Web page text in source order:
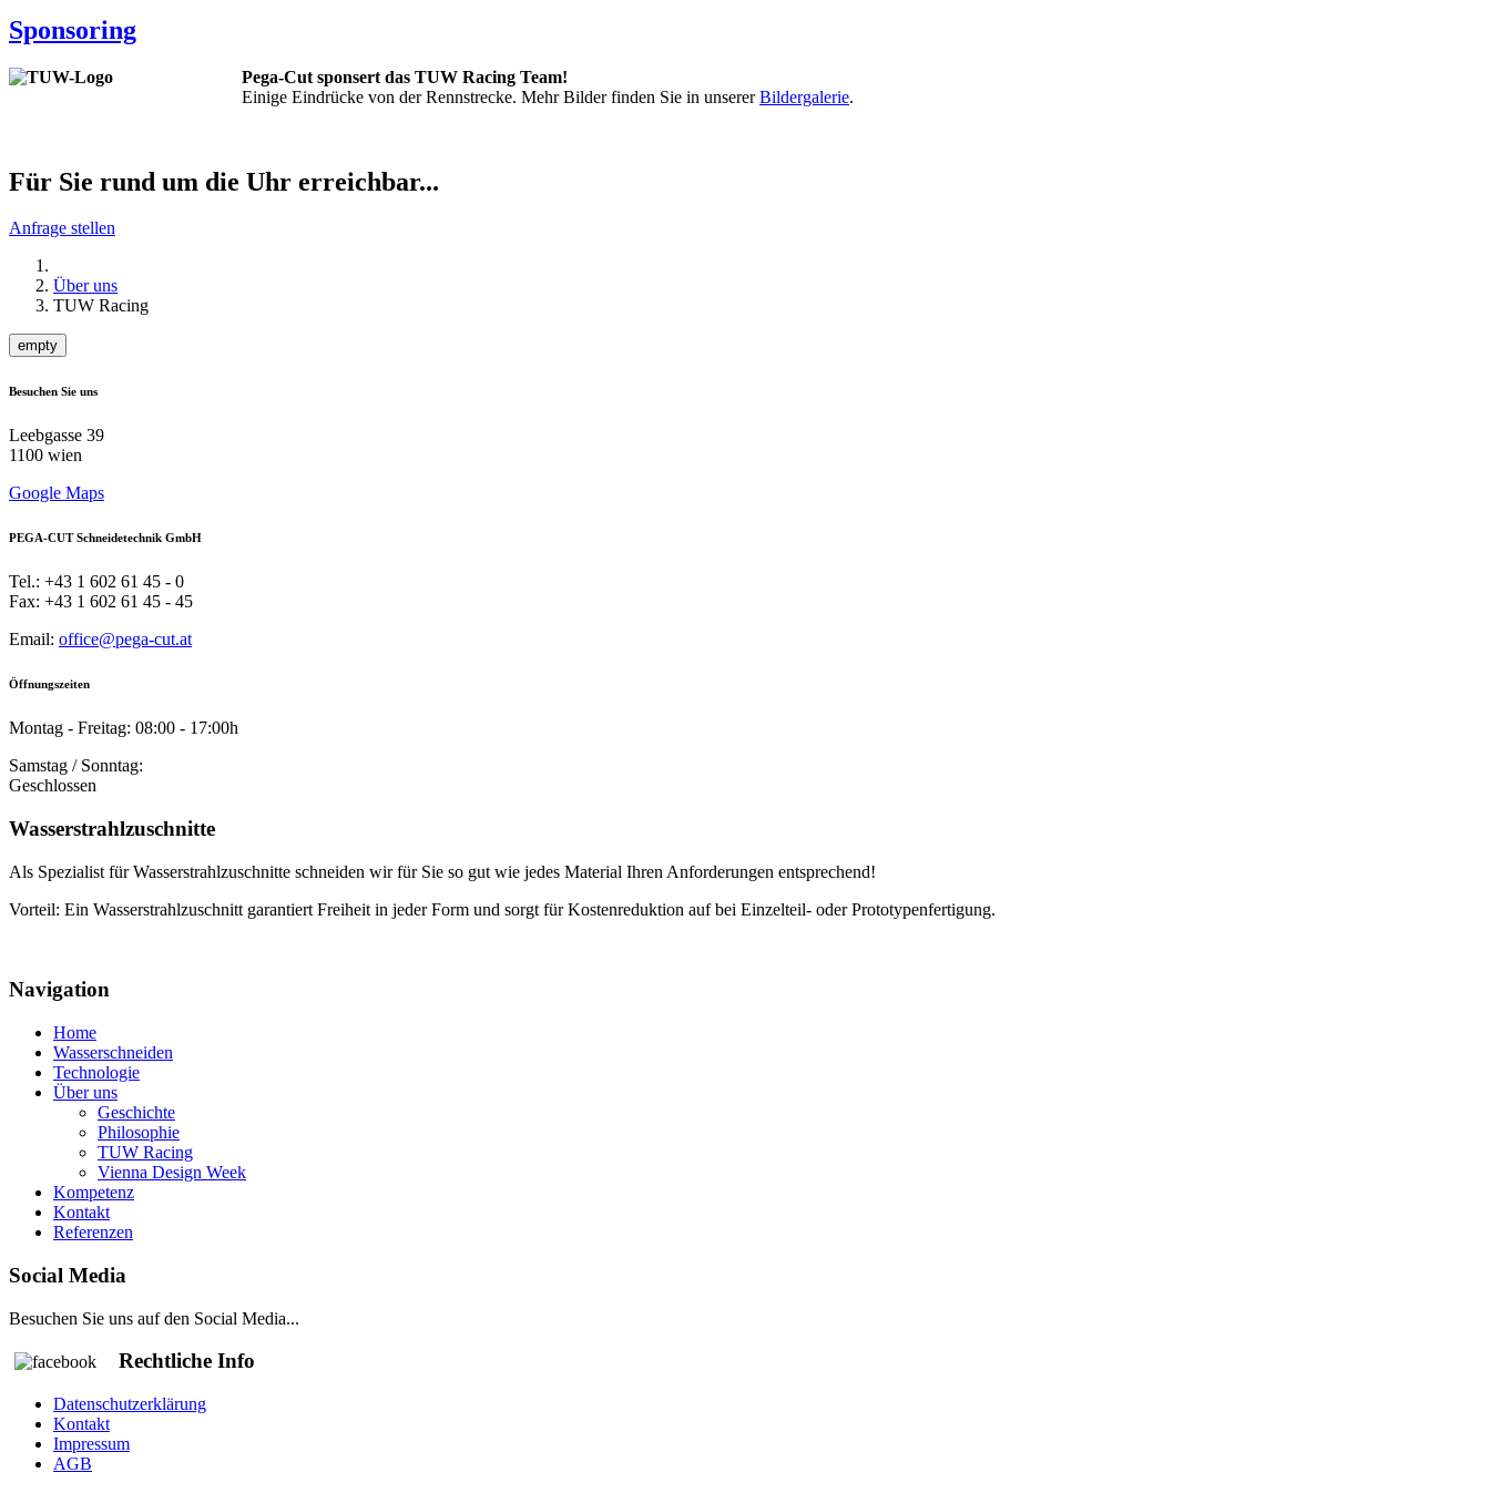
Sponsoring
Pega-Cut sponsert das TUW Racing Team!
Einige Eindrücke von der Rennstrecke. Mehr Bilder finden Sie in unsererBildergalerie.
Für Sie rund um die Uhr erreichbar...
Anfrage stellen
Über uns
TUW Racing
empty
Besuchen Sie uns
Leebgasse 39
1100 wien
Google Maps
PEGA-CUT Schneidetechnik GmbH
Tel.: +43 1 602 61 45 - 0
Fax: +43 1 602 61 45 - 45
Email: office@pega-cut.at
Öffnungszeiten
Montag - Freitag: 08:00 - 17:00h
Samstag / Sonntag:
Geschlossen
Wasserstrahlzuschnitte
Als Spezialist für Wasserstrahlzuschnitte schneiden wir für Sie so gut wie jedes Material Ihren Anforderungen entsprechend!
Vorteil: Ein Wasserstrahlzuschnitt garantiert Freiheit in jeder Form und sorgt für Kostenreduktion auf bei Einzelteil- oder Prototypenfertigung.
Navigation
Home
Wasserschneiden
Technologie
Über uns
Geschichte
Philosophie
TUW Racing
Vienna Design Week
Kompetenz
Kontakt
Referenzen
Social Media
Besuchen Sie uns auf den Social Media...
Rechtliche Info
Datenschutzerklärung
Kontakt
Impressum
AGB